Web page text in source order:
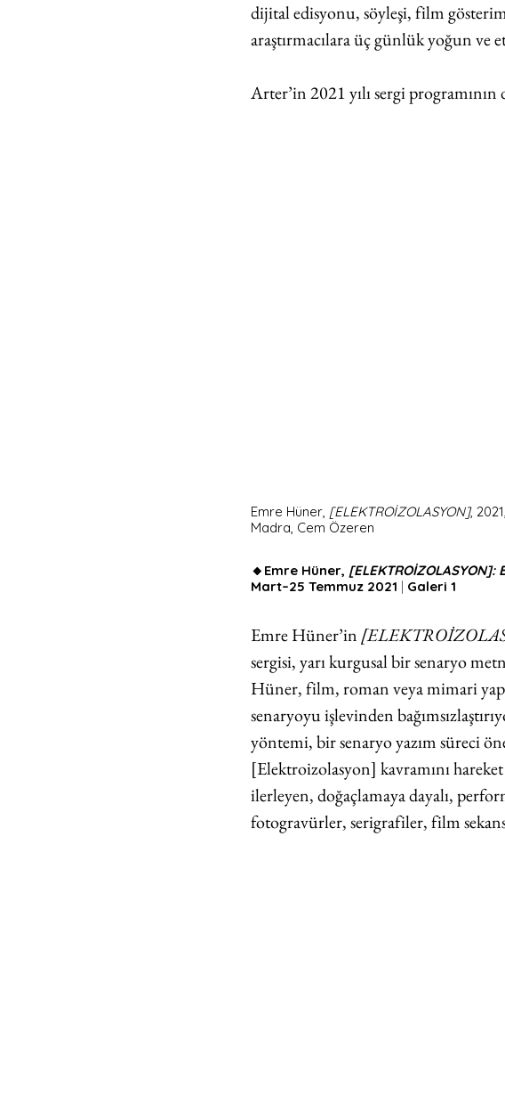
dijital edisyonu, söyleşi, film
araştırmacılara üç günlük yoğun ve
Arter’in 2021 yılı sergi programının
Emre Hüner, [ELEKTROİZOLASYON],
Madra, Cem Özeren
🔸Emre Hüner,
Mart–25 Temmuz 2021 | Galeri 1
Emre Hüner’in
sergisi, yarı kurgusal bir senaryo
Hüner, film, roman veya mimari
senaryoyu işlevinden
yöntemi, bir senaryo yazım süreci
[Elektroizolasyon] kavramını
ilerleyen, doğaçlamaya dayalı,
fotogravürler, serigrafiler, film